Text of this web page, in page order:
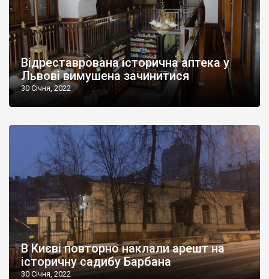
Відреставрована історична аптека у
Львові вимушена зачинитися
30 Січня, 2022
В Києві повторно наклали арешт на
історичну садибу Барбана
30 Січня, 2022